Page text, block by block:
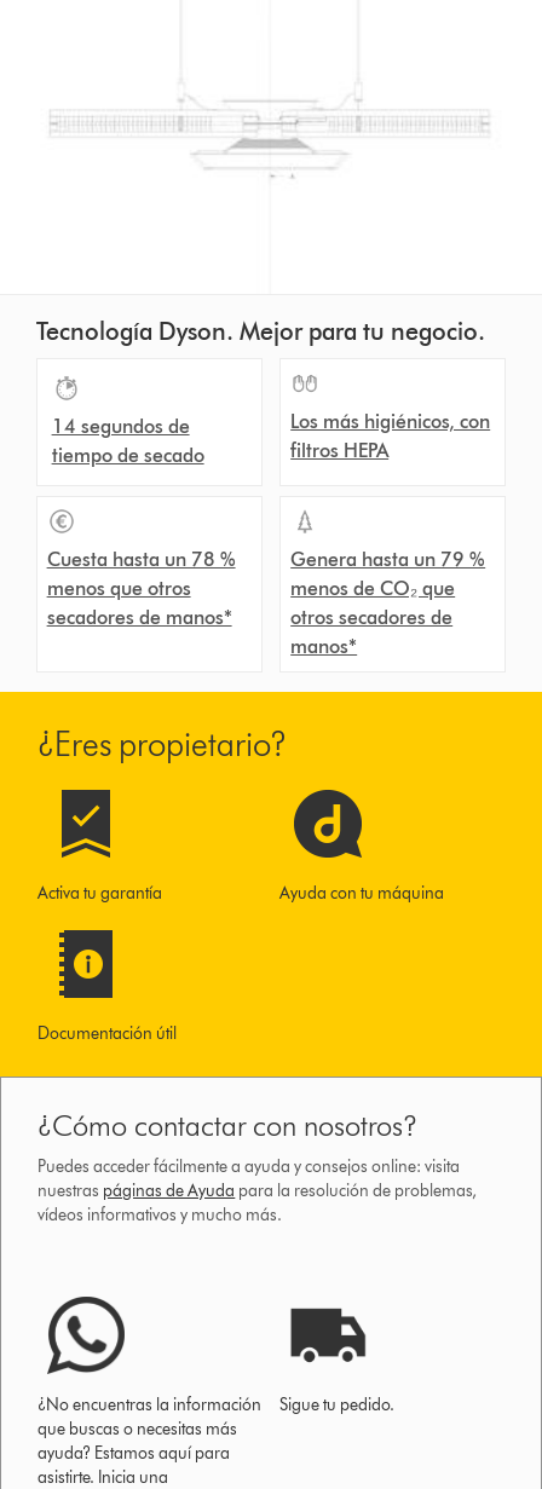
Tecnología Dyson. Mejor para tu negocio.
14 segundos de
tiempo de secado
Los más higiénicos, con
filtros HEPA
Cuesta hasta un 78 %
menos que otros
secadores de manos*
Genera hasta un 79 %
menos de CO₂ que
otros secadores de
manos*
¿Eres propietario?
Activa tu garantía Ayuda con tu máquina
Documentación útil
¿Cómo contactar con nosotros?
Puedes acceder fácilmente a ayuda y consejos online: visita
nuestras páginas de Ayuda para la resolución de problemas,
vídeos informativos y mucho más.
¿No encuentras la información
que buscas o necesitas más
ayuda? Estamos aquí para
asistirte. Inicia una
Sigue tu pedido.